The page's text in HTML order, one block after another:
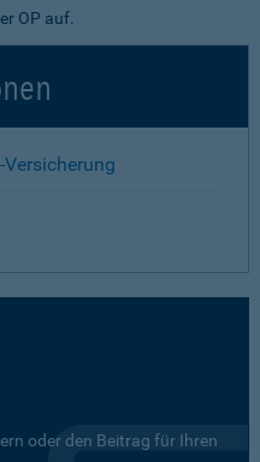
OP auf.
oder den Beitrag für Ihren